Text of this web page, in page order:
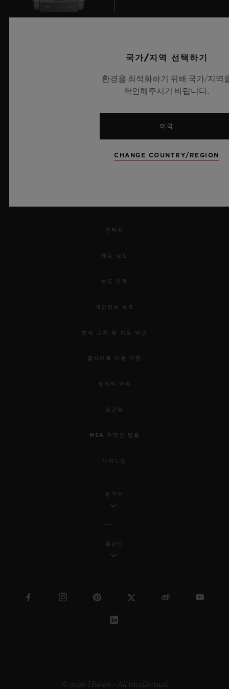
예약하기
연락처
채용 정보
보도 자료
개인정보 보호
법적 고지 및 이용 약관
웹사이트 이용 약관
윤리적 약속
접근성
MSA 투명성 법률
사이트맵
한국어
폴란드
© 2026 Hublot - All intellectual
국가/지역 선택하기
환경을 최적화하기 위해 국가/지역
확인해주시기 바랍니다.
미국
CHANGE COUNTRY/REGION